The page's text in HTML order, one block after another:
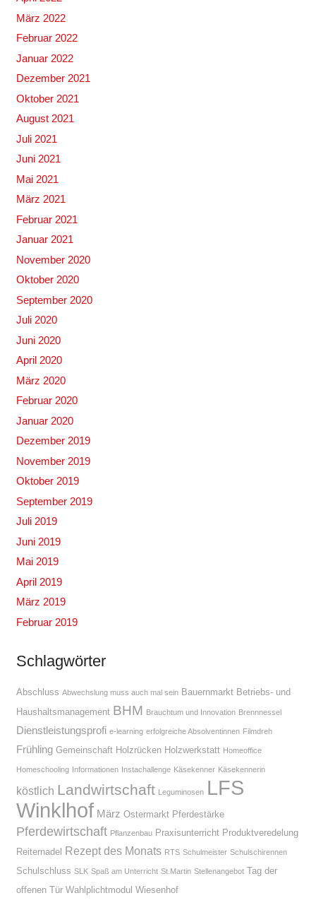
März 2022
Februar 2022
Januar 2022
Dezember 2021
Oktober 2021
August 2021
Juli 2021
Juni 2021
Mai 2021
März 2021
Februar 2021
Januar 2021
November 2020
Oktober 2020
September 2020
Juli 2020
Juni 2020
April 2020
März 2020
Februar 2020
Januar 2020
Dezember 2019
November 2019
Oktober 2019
September 2019
Juli 2019
Juni 2019
Mai 2019
April 2019
März 2019
Februar 2019
Schlagwörter
Abschluss Abwechslung muss auch mal sein Bauernmarkt Betriebs- und
Haushaltsmanagement BHM Brauchtum und Innovation Brennnessel
Dienstleistungsprofi e-learning erfolgreiche Absolventinnen Filmdreh
Frühling Gemeinschaft Holzrücken Holzwerkstatt Homeoffice
Homeschooling Informationen Instachallenge Käsekenner Käsekennerin
köstlich Landwirtschaft Leguminosen LFS
Winklhof März Ostermarkt Pferdestärke
Pferdewirtschaft Pflanzenbau Praxisunterricht Produktveredelung
Reiternadel Rezept des Monats RTS Schulmeister Schulschirennen
Schulschluss SLK Spaß am Unterricht St.Martin Stellenangebot Tag der
offenen Tür Wahlplichtmodul Wiesenhof